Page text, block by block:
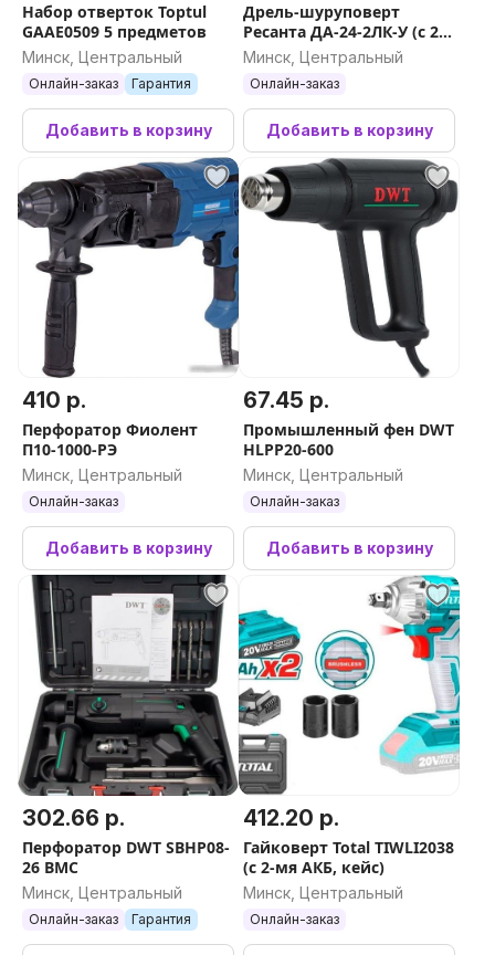
Набор отверток Toptul
GAAE0509 5 предметов
Минск, Центральный
Онлайн-заказ Гарантия
Добавить в корзину
Дрель-шуруповерт
Ресанта ДА-24-2ЛК-У (с 2-
мя АКБ, кейс)
Минск, Центральный
Онлайн-заказ
Добавить в корзину
410 р.
Перфоратор Фиолент
П10-1000-РЭ
Минск, Центральный
Онлайн-заказ
Добавить в корзину
67.45 р.
Промышленный фен DWT
HLPP20-600
Минск, Центральный
Онлайн-заказ
Добавить в корзину
302.66 р.
Перфоратор DWT SBHP08-
26 BMC
Минск, Центральный
Онлайн-заказ Гарантия
412.20 р.
Гайковерт Total TIWLI2038
(с 2-мя АКБ, кейс)
Минск, Центральный
Онлайн-заказ